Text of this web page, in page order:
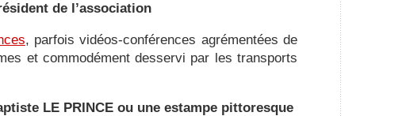
de l’association
, parfois vidéos-conférences agrémentées de
et commodément desservi par les transports
LE PRINCE ou une estampe pittoresque